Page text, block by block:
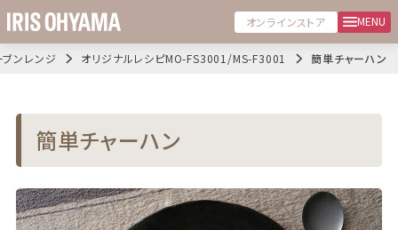
オンラインストア MENU
ンレンジ オリジナルレシピMO-FS3001/MS-F3001 簡単チャーハン
簡単チャーハン